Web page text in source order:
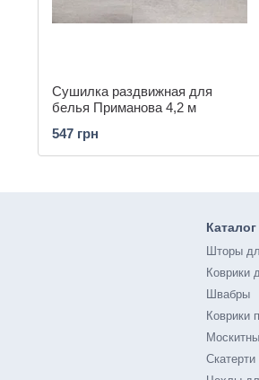
Сушилка раздвижная для
белья Приманова 4,2 м
547 грн
Каталог
Шторы
Коврики
Швабры
Коврики
Скатерти